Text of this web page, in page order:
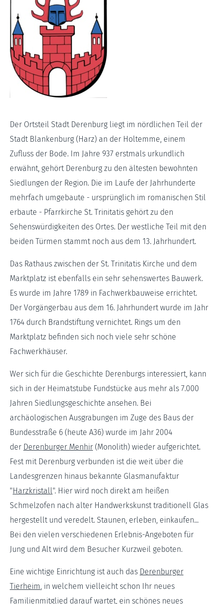
Der Ortsteil Stadt Derenburg liegt im nördlichen Teil der
Stadt Blankenburg (Harz) an der Holtemme, einem
Zufluss der Bode. Im Jahre 937 erstmals urkundlich
erwähnt, gehört Derenburg zu den ältesten bewohnten
Siedlungen der Region. Die im Laufe der Jahrhunderte
mehrfach umgebaute - ursprünglich im romanischen Stil
erbaute - Pfarrkirche St. Trinitatis gehört zu den
Sehenswürdigkeiten des Ortes. Der westliche Teil mit den
beiden Türmen stammt noch aus dem 13. Jahrhundert.
Das Rathaus zwischen der St. Trinitatis Kirche und dem
Marktplatz ist ebenfalls ein sehr sehenswertes Bauwerk.
Es wurde im Jahre 1789 in Fachwerkbauweise errichtet.
Der Vorgängerbau aus dem 16. Jahrhundert wurde im Jahr
1764 durch Brandstiftung vernichtet. Rings um den
Marktplatz befinden sich noch viele sehr schöne
Fachwerkhäuser.
Wer sich für die Geschichte Derenburgs interessiert, kann
sich in der Heimatstube Fundstücke aus mehr als 7.000
Jahren Siedlungsgeschichte ansehen. Bei
archäologischen Ausgrabungen im Zuge des Baus der
Bundesstraße 6 (heute A36) wurde im Jahr 2004
der Derenburger Menhir (Monolith) wieder aufgerichtet.
Fest mit Derenburg verbunden ist die weit über die
Landesgrenzen hinaus bekannte Glasmanufaktur
"Harzkristall". Hier wird noch direkt am heißen
Schmelzofen nach alter Handwerkskunst traditionell Glas
hergestellt und veredelt. Staunen, erleben, einkaufen...
Bei den vielen verschiedenen Erlebnis-Angeboten für
Jung und Alt wird dem Besucher Kurzweil geboten.
Eine wichtige Einrichtung ist auch das Derenburger
Tierheim, in welchem vielleicht schon Ihr neues
Familienmitglied darauf wartet, ein schönes neues